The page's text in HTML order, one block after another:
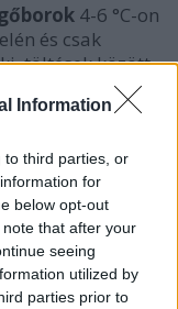
Information
to third parties, or
for
below opt-out
that after your
seeing
utilized by
parties prior to
4-6 °C-on
és csak
töltések között
on (ezeket is
a felbontás
élvezhetők
a
vagy hideg
zselés